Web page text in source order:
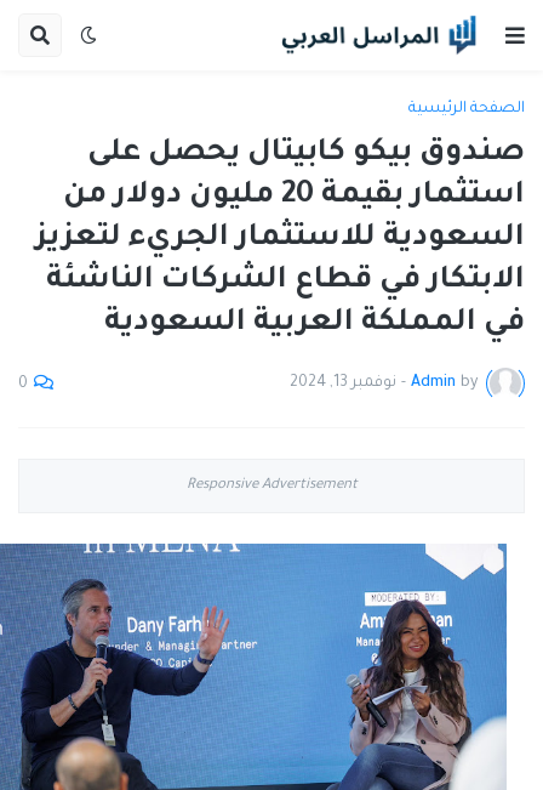
الصفحة الرئيسية
صندوق بيكو كابيتال يحصل على
استثمار بقيمة 20 مليون دولار من
السعودية للاستثمار الجريء لتعزيز
الابتكار في قطاع الشركات الناشئة
في المملكة العربية السعودية
by
Admin
- نوفمبر 13, 2024 0
Responsive Advertisement